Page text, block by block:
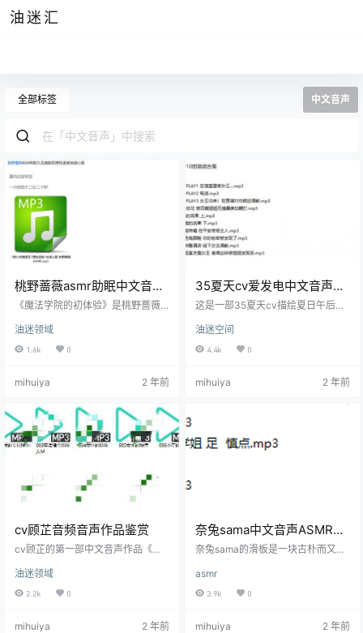
油迷汇
全部标签 中文音声
桃野蔷薇asmr助眠中文音声
资源
《魔法学院的初体验》是桃野蔷薇
的音声作品，带领听众进入一个神
秘而美丽的魔法学院。这里不仅充
柔和而富有感染力的声音，将听众
文末有资源下载地址 详细描述： 初
入魔法学院 在这部分音声中，听众
将跟随主角——一个新入学的魔法
学徒，踏入这座宏伟的魔法学院。
油迷领域
1.6k 0
mihuiya 2 年前
35夏天cv爱发电中文音声音
频作品
这是一部35夏天cv描绘夏日午后宁
过声音让听众仿佛置身于一个阳光
明媚的夏天午后，感受蝉鸣与微风
自坐在家中的阳台上，思绪随蝉鸣
静的乡村小院，阳光透过树叶洒在
地上，蝉鸣声此起彼伏，给人一种
油迷空间
4.4k 0
mihuiya 2 年前
cv顾芷音频音声作品鉴赏
cv顾芷的第一部中文音声作品《梦
般的花园，这里充满了奇异的花卉
和神秘的生物。故事背景设定在一
个与现实世界平行的梦境世界，主
花园。她在这里遇到了会说话的花
油迷领域
2.2k 0
mihuiya 2 年前
奈兔sama中文音声ASMR剧
情助眠音频
奈兔sama的滑板是一块古朴而又带
成，木纹清晰，带有一丝淡淡的木
香。滑板的表面经过细致的打磨，
摸上去光滑中带着微微的粗糙，给
两侧镶嵌着几颗亮晶晶的小铆钉，
asmr
3.9k 0
mihuiya 2 年前